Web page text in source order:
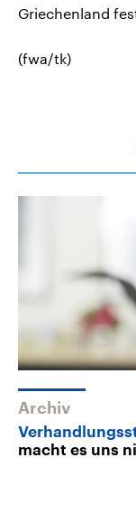
Griechenland
(fwa/tk)
Archiv
macht es uns